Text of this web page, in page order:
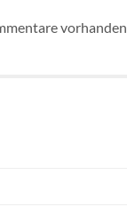
vorhanden.